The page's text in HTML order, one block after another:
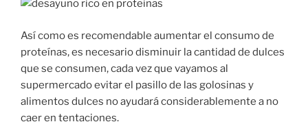
Así como es recomendable aumentar el consumo de
proteínas, es necesario disminuir la cantidad de dulces
que se consumen, cada vez que vayamos al
supermercado evitar el pasillo de las golosinas y
alimentos dulces no ayudará considerablemente a no
caer en tentaciones.